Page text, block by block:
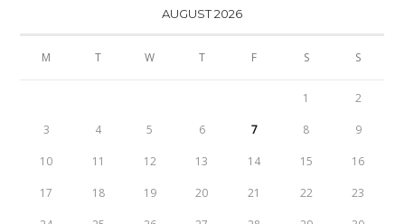
AUGUST 2026
M T W T F S S
1 2
3 4 5 6 7 8 9
10 11 12 13 14 15 16
17 18 19 20 21 22 23